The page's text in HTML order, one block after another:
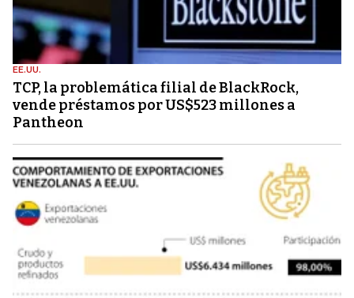
EE.UU.
TCP, la problemática filial de BlackRock,
vende préstamos por US$523 millones a
Pantheon